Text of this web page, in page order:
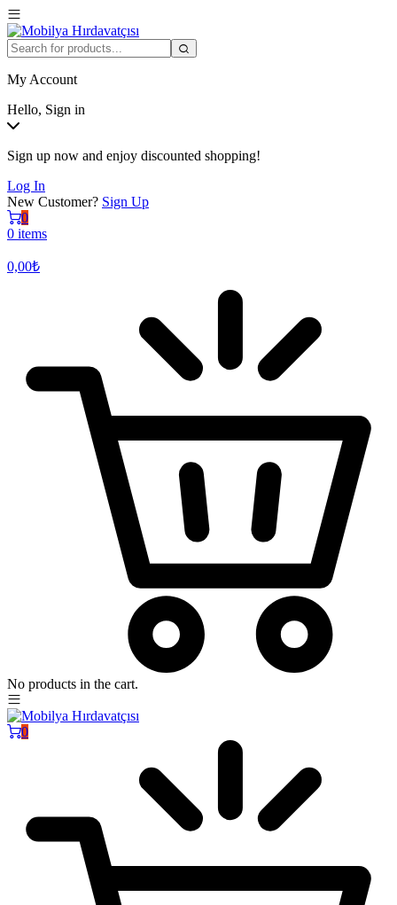
My Account
Hello, Sign in
Sign up now and enjoy discounted shopping!
Log In
New Customer? Sign Up
0
0 items
0,00₺
No products in the cart.
0